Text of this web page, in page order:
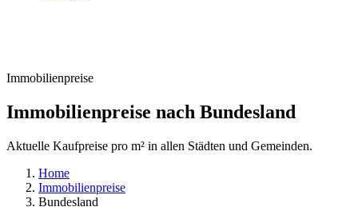
Immobilienpreise
Immobilienpreise nach Bundesland
Aktuelle Kaufpreise pro m² in allen Städten und Gemeinden.
Home
Immobilienpreise
Bundesland